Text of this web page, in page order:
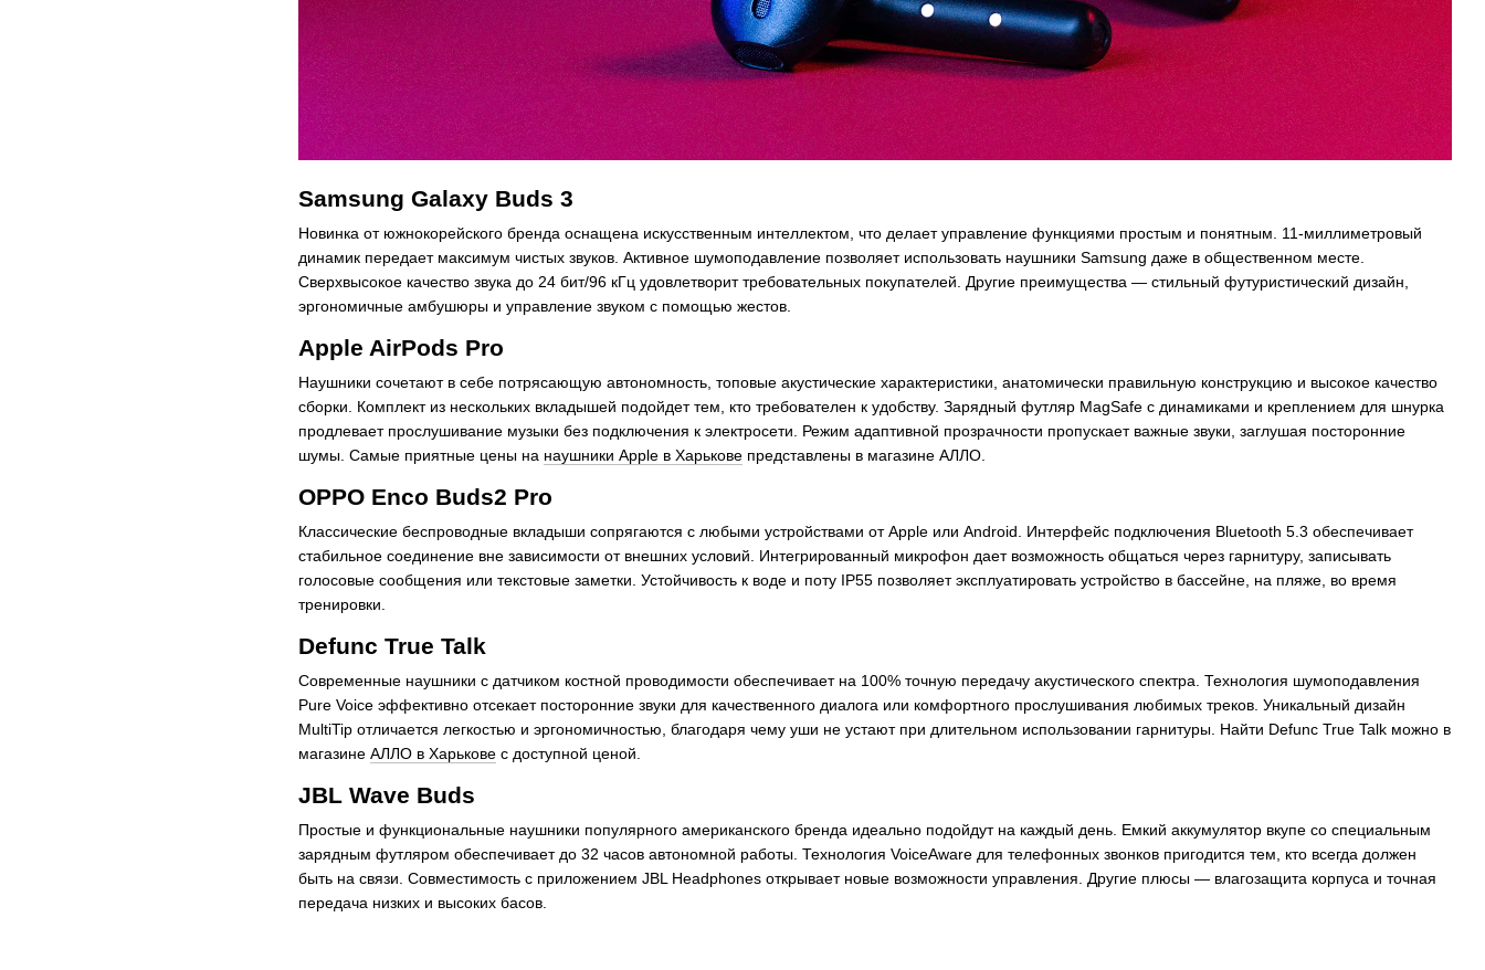
Samsung Galaxy Buds 3
Новинка от южнокорейского бренда оснащена искусственным интеллектом, что делает управление функциями простым и понятным. 11-миллиметровый
динамик передает максимум чистых звуков. Активное шумоподавление позволяет использовать наушники Samsung даже в общественном месте.
Сверхвысокое качество звука до 24 бит/96 кГц удовлетворит требовательных покупателей. Другие преимущества — стильный футуристический дизайн,
эргономичные амбушюры и управление звуком с помощью жестов.
Apple AirPods Pro
Наушники сочетают в себе потрясающую автономность, топовые акустические характеристики, анатомически правильную конструкцию и высокое качество
сборки. Комплект из нескольких вкладышей подойдет тем, кто требователен к удобству. Зарядный футляр MagSafe с динамиками и креплением для шнурка
продлевает прослушивание музыки без подключения к электросети. Режим адаптивной прозрачности пропускает важные звуки, заглушая посторонние
шумы. Самые приятные цены на наушники Apple в Харькове представлены в магазине АЛЛО.
OPPO Enco Buds2 Pro
Классические беспроводные вкладыши сопрягаются с любыми устройствами от Apple или Android. Интерфейс подключения Bluetooth 5.3 обеспечивает
стабильное соединение вне зависимости от внешних условий. Интегрированный микрофон дает возможность общаться через гарнитуру, записывать
голосовые сообщения или текстовые заметки. Устойчивость к воде и поту IP55 позволяет эксплуатировать устройство в бассейне, на пляже, во время
тренировки.
Defunc True Talk
Современные наушники с датчиком костной проводимости обеспечивает на 100% точную передачу акустического спектра. Технология шумоподавления
Pure Voice эффективно отсекает посторонние звуки для качественного диалога или комфортного прослушивания любимых треков. Уникальный дизайн
MultiTip отличается легкостью и эргономичностью, благодаря чему уши не устают при длительном использовании гарнитуры. Найти Defunc True Talk можно в
магазине АЛЛО в Харькове с доступной ценой.
JBL Wave Buds
Простые и функциональные наушники популярного американского бренда идеально подойдут на каждый день. Емкий аккумулятор вкупе со специальным
зарядным футляром обеспечивает до 32 часов автономной работы. Технология VoiceAware для телефонных звонков пригодится тем, кто всегда должен
быть на связи. Совместимость с приложением JBL Headphones открывает новые возможности управления. Другие плюсы — влагозащита корпуса и точная
передача низких и высоких басов.